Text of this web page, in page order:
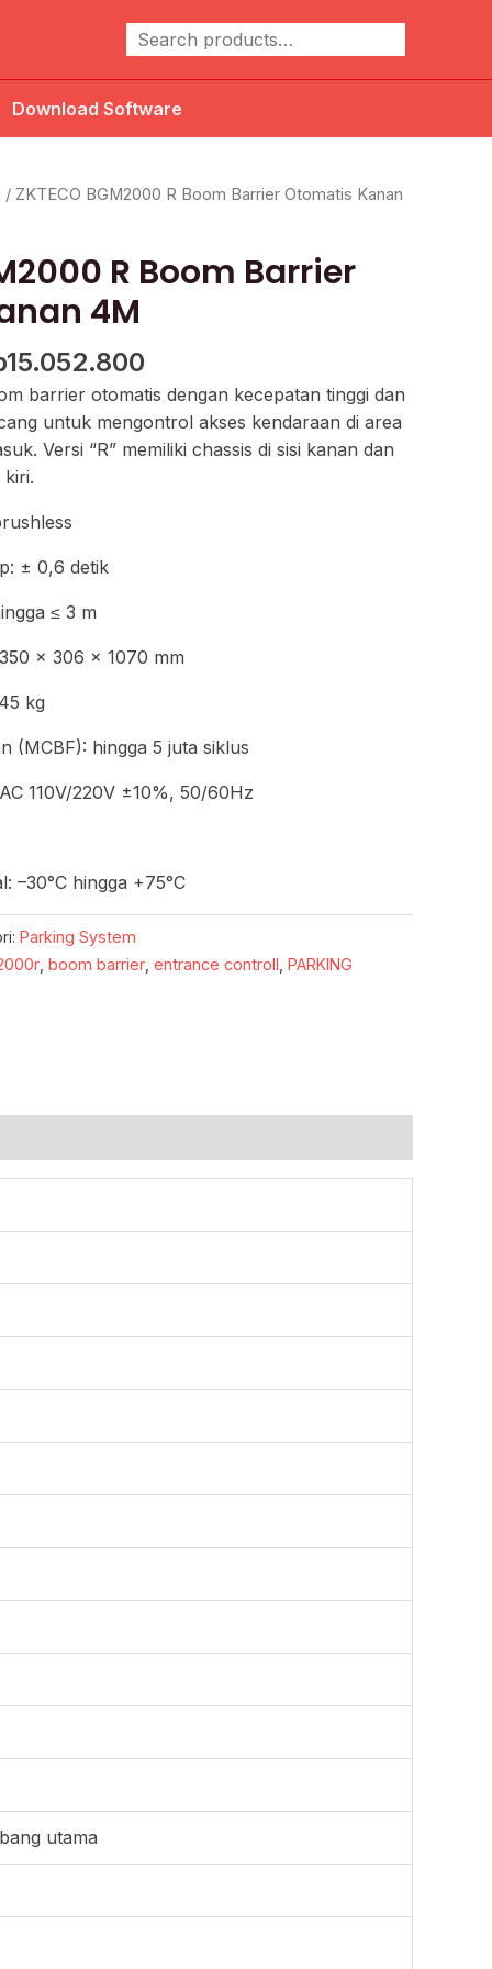
Download Software
/ ZKTECO BGM2000 R Boom Barrier Otomatis Kanan
R Boom Barrier
4M
15.052.800
Harga
adalah:
barrier otomatis dengan kecepatan tinggi dan
untuk mengontrol akses kendaraan di area
Versi “R” memiliki chassis di sisi kanan dan
kiri.
± 0,6 detik
≤ 3 m
× 306 × 1070 mm
kg
(MCBF): hingga 5 juta siklus
110V/220V ±10%, 50/60Hz
–30°C hingga +75°C
Parking System
boom barrier entrance controll PARKING
utama